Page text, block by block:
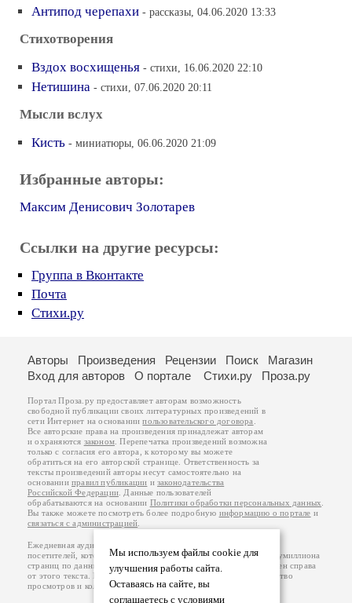
Антипод черепахи - рассказы, 04.06.2020 13:33
Стихотворения
Вздох восхищенья - стихи, 16.06.2020 22:10
Нетишина - стихи, 07.06.2020 20:11
Мысли вслух
Кисть - миниатюры, 06.06.2020 21:09
Избранные авторы:
Максим Денисович Золотарев
Ссылки на другие ресурсы:
Группа в Вконтакте
Почта
Стихи.ру
Мы используем файлы cookie для
улучшения работы сайта.
Оставаясь на сайте, вы
соглашаетесь с условиями
Авторы Произведения Рецензии Поиск
Магазин
Вход для авторов
О портале Стихи.ру Проза.ру
Портал Проза.ру предоставляет авторам возможность
свободной публикации своих литературных произведений в
сети Интернет на основаниипользовательского договора
Все авторские права на произведения принадлежат авторам
и охраняются законом . Перепечатка произведений возможна
только с согласия его автора, к которому вы можете
обратиться на его авторской странице. Ответственность за
тексты произведений авторы несут самостоятельно на
основанииправил публикации изаконодательства
Российской Федерации . Данные пользователей
обрабатываются на основании Политики обработки персональных данных
Вы также можете посмотреть более подробную информацию о портале и
связаться с администрацией
Ежедневная аудитория портала Проза.ру – порядка 100 тысяч
посетителей, которые в общей сумме просматривают более полумиллиона
страниц по данным счетчика посещаемости, который расположен справа
от этого текста. В каждой графе указано по две цифры: количество
просмотров и количество посетителей.